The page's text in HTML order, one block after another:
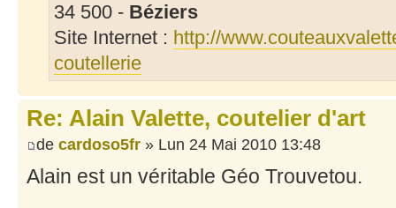
34 500 - Béziers
Site Internet : http://
coutellerie
Re: Alain Valette, coutelier d'art
de cardoso5fr » Lun 24 Mai 2010 13:48
Alain est un véritable Géo Trouvetou.